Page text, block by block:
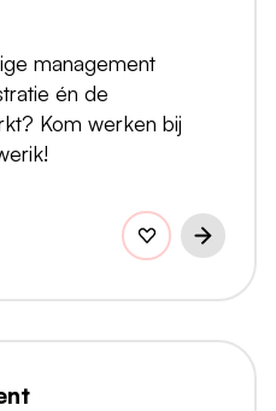
management
én de
Kom werken bij